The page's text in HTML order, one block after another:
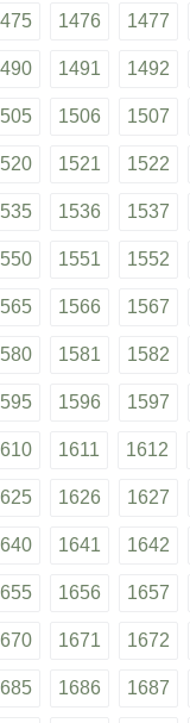
1476 1477
1491 1492
1506 1507
1521 1522
1536 1537
1551 1552
1566 1567
1581 1582
1596 1597
1611 1612
1626 1627
1641 1642
1656 1657
1671 1672
1686 1687